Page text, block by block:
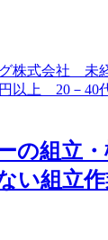
の組立
い組立